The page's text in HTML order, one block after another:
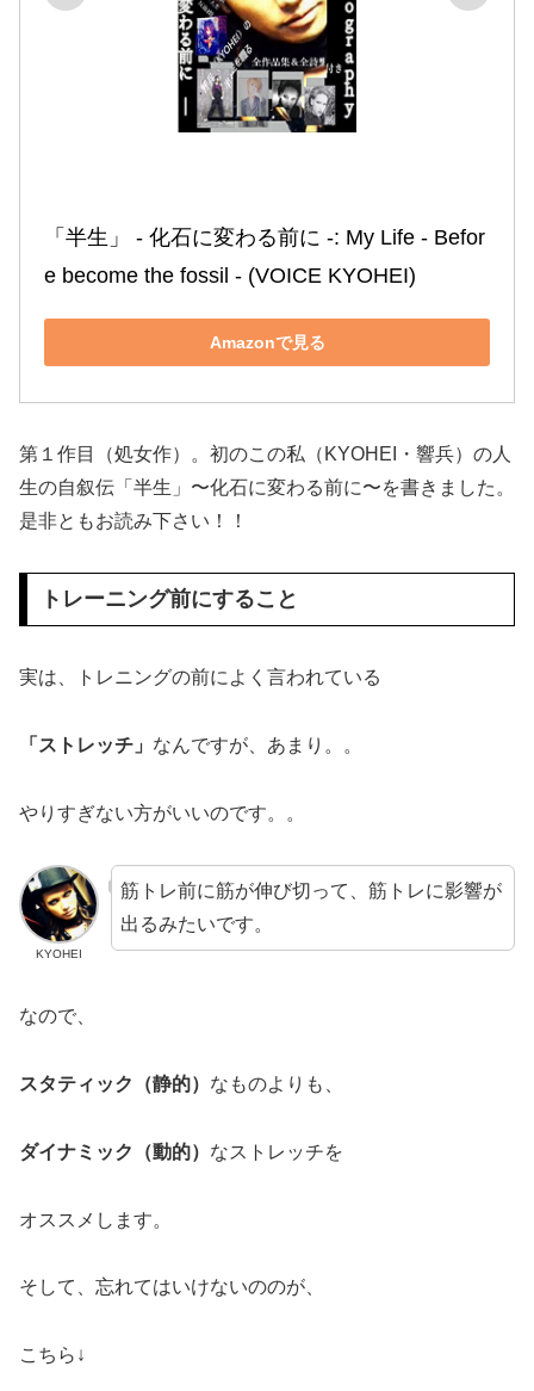
「半生」 ‐ 化石に変わる前に ‐: My Life ‐ Befor
e become the fossil ‐ (VOICE KYOHEI)
Amazonで見る
第１作目（処女作）。初のこの私（KYOHEI・響兵）の人
生の自叙伝「半生」〜化石に変わる前に〜を書きました。
是非ともお読み下さい！！
トレーニング前にすること
実は、トレニングの前によく言われている
「ストレッチ」 なんですが、あまり。。
やりすぎない方がいいのです。。
KYOHEI
筋トレ前に筋が伸び切って、筋トレに影響が
出るみたいです。
なので、
スタティック（静的） なものよりも、
ダイナミック（動的） なストレッチを
オススメします。
そして、忘れてはいけないののが、
こちら↓